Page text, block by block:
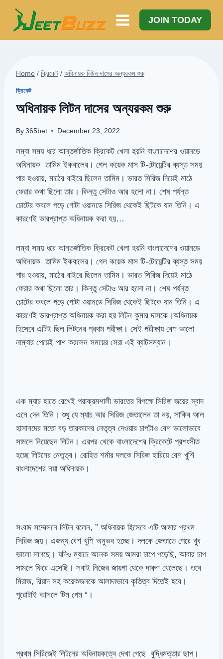
Skip
content
JOIN TODAY
Home / ক্রিকেট / অধিনায়ক লিটন দাসের অন্যরকম শুরু
ক্রিকেট
অধিনায়ক লিটন দাসের অন্যরকম শুরু
By 365bet December 23, 2022
লম্বা সময় ধরে আন্তর্জাতিক ক্রিকেট খেলা হয়নি বাংলাদেশের ওয়ানডে
অধিনায়ক তামিম ইকবালের। গেল কয়েক মাস টি-টোয়েন্টির ব্যস্ত সময়
পার হওয়ায়, মাঠের বাইরে ছিলেন তামিম। ভারত সিরিজ দিয়েই মাঠে
ফেরার কথা ছিলো তার। কিন্তু সেটাও আর হলো না। শেষ পর্যন্ত
চোটের কবলে পড়ে গোটা ওয়ানডে সিরিজ থেকেই ছিটকে যান তিনি। এ
কারণেই ভারপ্রাপ্ত অধিনায়ক করা হয়…
লম্বা সময় ধরে আন্তর্জাতিক ক্রিকেট খেলা হয়নি বাংলাদেশের ওয়ানডে
অধিনায়ক তামিম ইকবালের। গেল কয়েক মাস টি-টোয়েন্টির ব্যস্ত সময়
পার হওয়ায়, মাঠের বাইরে ছিলেন তামিম। ভারত সিরিজ দিয়েই মাঠে
ফেরার কথা ছিলো তার। কিন্তু সেটাও আর হলো না। শেষ পর্যন্ত
চোটের কবলে পড়ে গোটা ওয়ানডে সিরিজ থেকেই ছিটকে যান তিনি। এ
কারণেই ভারপ্রাপ্ত অধিনায়ক করা হয় লিটন কুমার দাসকে।অধিনায়ক
হিসেবে এটিই ছিল লিটনের প্রথম পরীক্ষা। সেই পরীক্ষায় বেশ ভালো
নাম্বার পেয়েই পাশ করলেন সময়ের সেরা এই ব্যাটসম্যান।
এক ম্যাচ হাতে রেখেই পরাক্রমশালী ভারতের বিপক্ষে সিরিজ জয়ের স্বাদ
এনে দেন তিনি। শুধু যে ম্যাচ আর সিরিজ জেতালেন তা নয়, সাকিব আল
হাসানদের মতো বড় তারকাদের নেতৃত্ব দেওয়ার চাপটাও বেশ ভালোভাবে
সামলে নিয়েছেন লিটন। এরপর থেকে বাংলাদেশের ক্রিকেটে প্রশংসীত
হচ্ছে লিটনের নেতৃত্ব। রোহিত শর্মার দলকে সিরিজ হারিয়ে বেশ খুশি
বাংলাদেশের নয়া অধিনায়ক।
সংবাদ সম্মেলনে লিটন বলেন, ” অধিনায়ক হিসেবে এটি আমার প্রথম
সিরিজ জয়। এজন্য বেশ খুশি অনুভব হচ্ছে। দলকে জেতাতে পেরে খুব
ভালো লাগছে। যদিও ম্যাচে অনেক সময় আমরা চাপে পড়েছি, আবার চাপ
সামলে ফিরে এসেছি। সবাই নিজের জায়গা থেকে দারুণ খেলেছে। তবে
মিরাজ, রিয়াদ সহ কয়েকজনকে আলাদাভাবে কৃতিত্ব দিতেই হবে।
পুরোটাই আসলে টিম গেম “।
প্রথম সিরিজেই লিটনের অধিনায়কত্বে দেখা গেছে বুদ্ধিমত্তার ছাপ।